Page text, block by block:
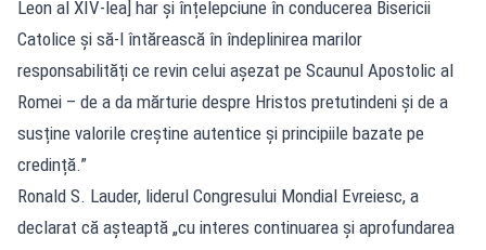
Leon al XIV-lea] har și înțelepciune în conducerea Bisericii
Catolice și să-l întărească în îndeplinirea marilor
responsabilități ce revin celui așezat pe Scaunul Apostolic al
Romei – de a da mărturie despre Hristos pretutindeni și de a
susține valorile creștine autentice și principiile bazate pe
credință.”
Ronald S. Lauder, liderul Congresului Mondial Evreiesc, a
declarat că așteaptă „cu interes continuarea și aprofundarea